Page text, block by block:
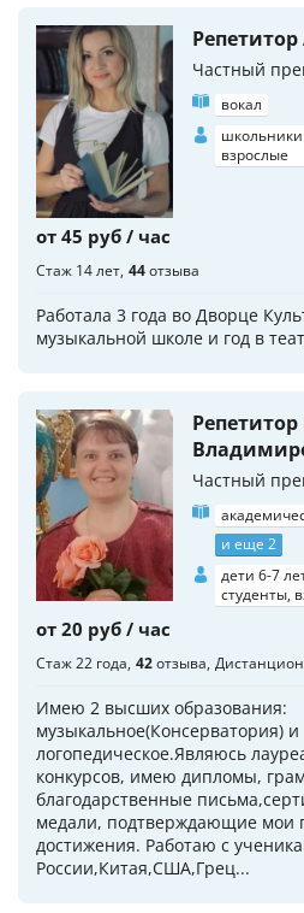
Частный
вокал
школьники
взрослые
от 45 руб / час
Стаж 14 лет 44отзыва
Работала 3 года во Дворце
музыкальной школе и год в
Частный
и еще 2
дети 6-7
студенты,
от 20 руб / час
Стаж 22 года 42отзыва
Имею 2 высших образования:
музыкальное(Консерватория) и
логопедическое.Являюсь
конкурсов, имею дипломы,
благодарственные
медали, подтверждающие мои
достижения. Работаю с
России,Китая,США,Грец...